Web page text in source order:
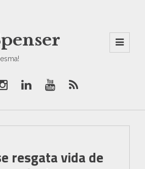
resgata vida de